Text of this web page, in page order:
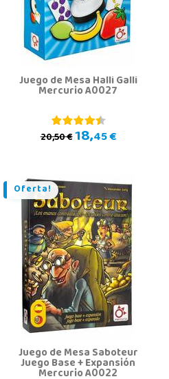
Juego de Mesa Halli Galli
Mercurio A0027
20,50 €18,45 €
Oferta!
Juego de Mesa Saboteur
Juego Base + Expansión
Mercurio A0022